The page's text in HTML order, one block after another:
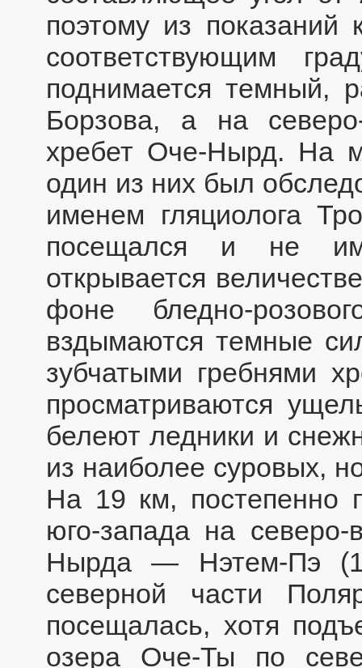
поэтому из показаний
соответствующим
поднимается темный,
Борзова, а на
хребет Оче-Нырд. На
один из них был
именем гляциолога
посещался и не
открывается
фоне бледно-
вздымаются темные
зубчатыми гребнями
просматриваются
белеют ледники и
из наиболее суровых,
На 19 км, постепенно
юго-запада на
Нырда — Нэтем-Пэ
северной части
посещалась, хотя
озера Оче-Ты по